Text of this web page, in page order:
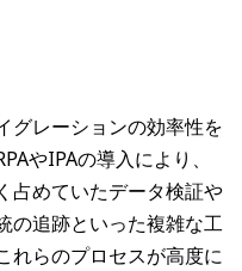
グレーションの効率性を
やIPAの導入により、
占めていたデータ検証や
の追跡といった複雑な工
れらのプロセスが高度に